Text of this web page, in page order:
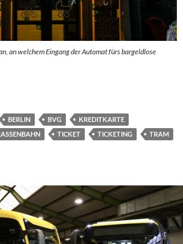
an welchem Eingang der Automat fürs bargeldlose
BERLIN BVG
KREDITKARTE
TICKET TICKETING
TRAM